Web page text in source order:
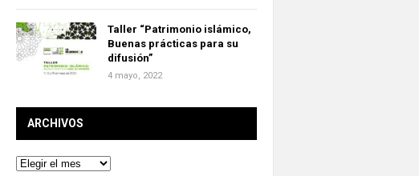
Taller “Patrimonio islámico,
Buenas prácticas para su
difusión”
4 mayo, 2022
ARCHIVOS
Archivos